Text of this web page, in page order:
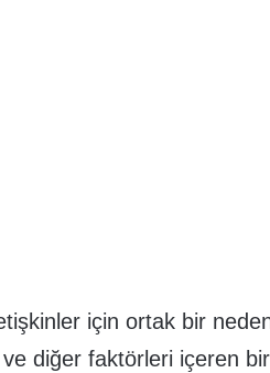
için ortak bir
diğer faktörleri içeren bir